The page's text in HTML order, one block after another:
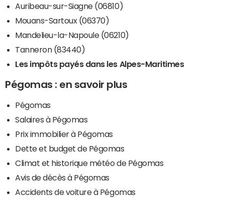
Auribeau-sur-Siagne (06810)
Mouans-Sartoux (06370)
Mandelieu-la-Napoule (06210)
Tanneron (83440)
Les impôts payés dans les Alpes-Maritimes
Pégomas : en savoir plus
Pégomas
Salaires à Pégomas
Prix immobilier à Pégomas
Dette et budget de Pégomas
Climat et historique météo de Pégomas
Avis de décès à Pégomas
Accidents de voiture à Pégomas